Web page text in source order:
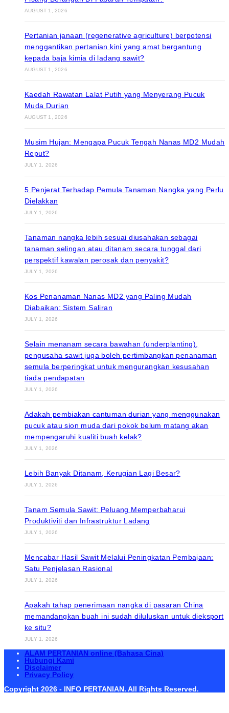
AUGUST 1, 2026
Pertanian janaan (regenerative agriculture) berpotensi
menggantikan pertanian kini yang amat bergantung
kepada baja kimia di ladang sawit?
AUGUST 1, 2026
Kaedah Rawatan Lalat Putih yang Menyerang Pucuk
Muda Durian
AUGUST 1, 2026
Musim Hujan: Mengapa Pucuk Tengah Nanas MD2 Mudah
Reput?
JULY 1, 2026
5 Penjerat Terhadap Pemula Tanaman Nangka yang Perlu
Dielakkan
JULY 1, 2026
Tanaman nangka lebih sesuai diusahakan sebagai
tanaman selingan atau ditanam secara tunggal dari
perspektif kawalan perosak dan penyakit?
JULY 1, 2026
Kos Penanaman Nanas MD2 yang Paling Mudah
Diabaikan: Sistem Saliran
JULY 1, 2026
Selain menanam secara bawahan (underplanting),
pengusaha sawit juga boleh pertimbangkan penanaman
semula berperingkat untuk mengurangkan kesusahan
tiada pendapatan
JULY 1, 2026
Adakah pembiakan cantuman durian yang menggunakan
pucuk atau sion muda dari pokok belum matang akan
mempengaruhi kualiti buah kelak?
JULY 1, 2026
Lebih Banyak Ditanam, Kerugian Lagi Besar?
JULY 1, 2026
Tanam Semula Sawit: Peluang Memperbaharui
Produktiviti dan Infrastruktur Ladang
JULY 1, 2026
Mencabar Hasil Sawit Melalui Peningkatan Pembajaan:
Satu Penjelasan Rasional
JULY 1, 2026
Apakah tahap penerimaan nangka di pasaran China
memandangkan buah ini sudah diluluskan untuk dieksport
ke situ?
JULY 1, 2026
ALAM PERTANIAN online (Bahasa Cina)
Hubungi Kami
Disclaimer
Privacy Policy
Copyright 2026 - INFO PERTANIAN. All Rights Reserved.